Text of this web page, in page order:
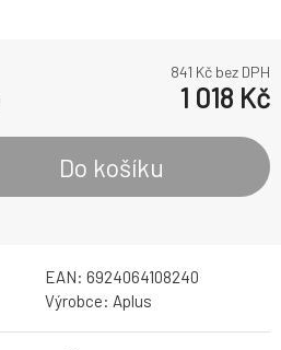
841 Kč bez DPH
1 018 Kč
Do košíku
EAN: 6924064108240
Výrobce: Aplus